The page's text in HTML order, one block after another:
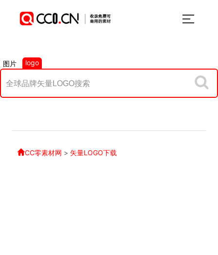
图片 logo
CC零素材网 > 矢量LOGO下载